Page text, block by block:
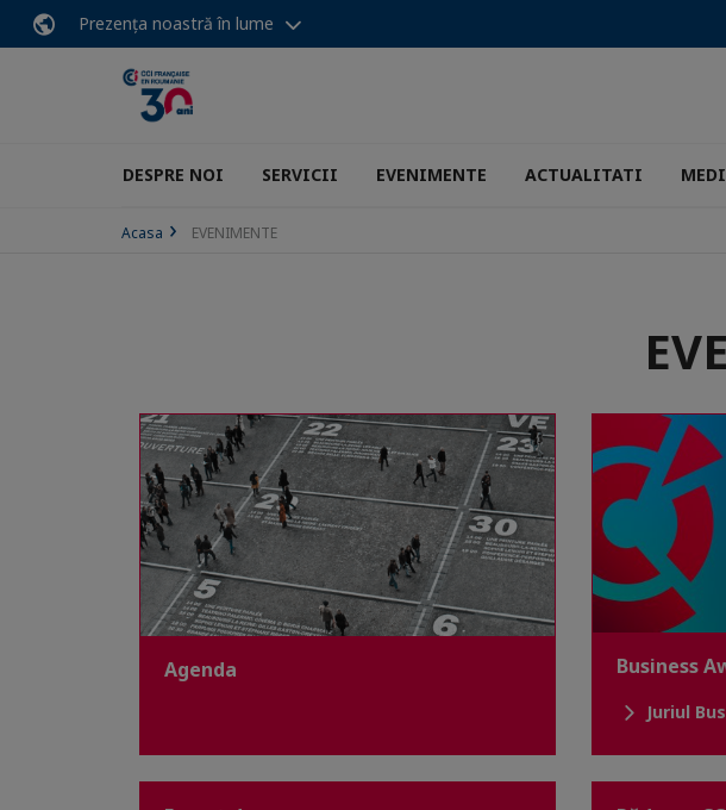
Prezența noastră în lume
DESPRE NOI SERVICII EVENIMENTE ACTUALITATI
Acasa EVENIMENTE
Agenda Business
Juriul